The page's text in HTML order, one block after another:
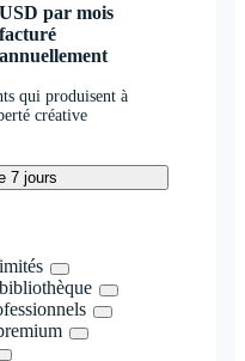
USD par mois
facturé
annuellement
qui produisent à
créative
7 jours